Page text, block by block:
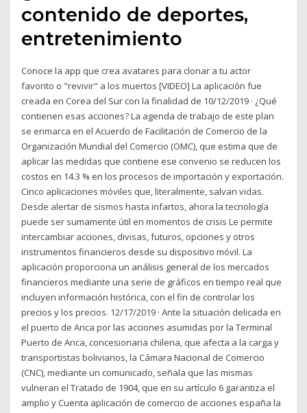
contenido de deportes,
entretenimiento
Conoce la app que crea avatares para clonar a tu actor
favorito o "revivir" a los muertos [VIDEO] La aplicación fue
creada en Corea del Sur con la finalidad de 10/12/2019 · ¿Qué
contienen esas acciones? La agenda de trabajo de este plan
se enmarca en el Acuerdo de Facilitación de Comercio de la
Organización Mundial del Comercio (OMC), que estima que de
aplicar las medidas que contiene ese convenio se reducen los
costos en 14.3 % en los procesos de importación y exportación.
Cinco aplicaciones móviles que, literalmente, salvan vidas.
Desde alertar de sismos hasta infartos, ahora la tecnología
puede ser sumamente útil en momentos de crisis Le permite
intercambiar acciones, divisas, futuros, opciones y otros
instrumentos financieros desde su dispositivo móvil. La
aplicación proporciona un análisis general de los mercados
financieros mediante una serie de gráficos en tiempo real que
incluyen información histórica, con el fin de controlar los
precios y los precios. 12/17/2019 · Ante la situación delicada en
el puerto de Arica por las acciones asumidas por la Terminal
Puerto de Arica, concesionaria chilena, que afecta a la carga y
transportistas bolivianos, la Cámara Nacional de Comercio
(CNC), mediante un comunicado, señala que las mismas
vulneran el Tratado de 1904, que en su artículo 6 garantiza el
amplio y Cuenta aplicación de comercio de acciones españa la